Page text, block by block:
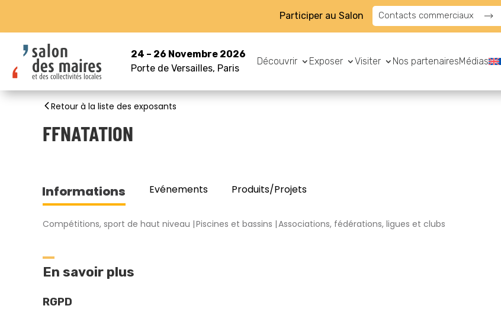
Participer au Salon Contacts commerciaux
24 – 26 Novembre 2026
Porte de Versailles, Paris
Découvrir Exposer Visiter Nos partenairesMédias
Retour à la liste des exposants
FFNATATION
Informations Evénements Produits/Projets
Compétitions, sport de haut niveau Piscines et bassins Associations, fédérations, ligues et clubs
En savoir plus
RGPD